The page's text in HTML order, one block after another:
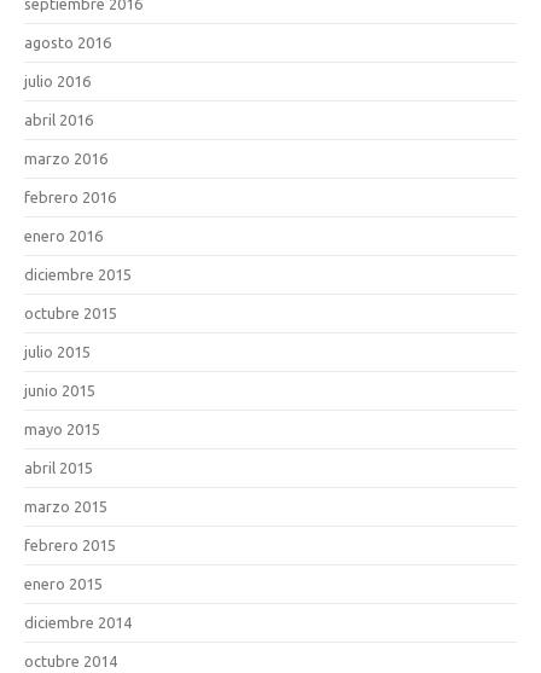
agosto 2016
julio 2016
abril 2016
marzo 2016
febrero 2016
enero 2016
diciembre 2015
octubre 2015
julio 2015
junio 2015
mayo 2015
abril 2015
marzo 2015
febrero 2015
enero 2015
diciembre 2014
octubre 2014